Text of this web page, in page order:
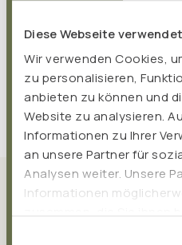
Diese Webseite
Wir verwenden Cookies,
zu personalisieren,
anbieten zu können und
Website zu analysieren.
Informationen zu Ihrer
an unsere Partner für
Analysen weiter. Unsere
Informationen
Was TISSO